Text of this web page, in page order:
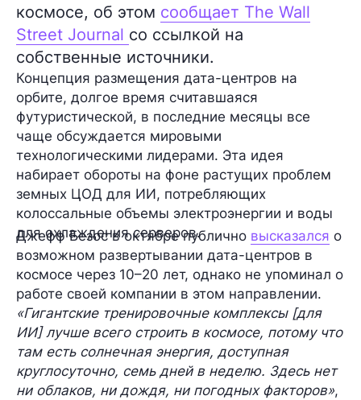
космосе, об этом сообщает The Wall
Street Journal со ссылкой на
собственные источники.
Концепция размещения дата-центров на
орбите, долгое время считавшаяся
футуристической, в последние месяцы все
чаще обсуждается мировыми
технологическими лидерами. Эта идея
набирает обороты на фоне растущих проблем
земных ЦОД для ИИ, потребляющих
колоссальные объемы электроэнергии и воды
для охлаждения серверов.
Джефф Безос в октябре публично высказался о
возможном развертывании дата-центров в
космосе через 10–20 лет, однако не упоминал о
работе своей компании в этом направлении.
«Гигантские тренировочные комплексы [для
ИИ] лучше всего строить в космосе, потому что
там есть солнечная энергия, доступная
круглосуточно, семь дней в неделю. Здесь нет
ни облаков, ни дождя, ни погодных факторов»,